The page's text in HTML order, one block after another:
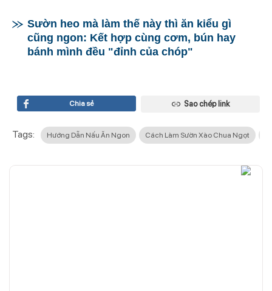
Sườn heo mà làm thế này thì ăn kiểu gì
cũng ngon: Kết hợp cùng cơm, bún hay
bánh mình đều "đỉnh của chóp"
Chia sẻ Sao chép link
Tags: Hướng Dẫn Nấu Ăn Ngon Cách Làm Sườn Xào Chua Ngọt